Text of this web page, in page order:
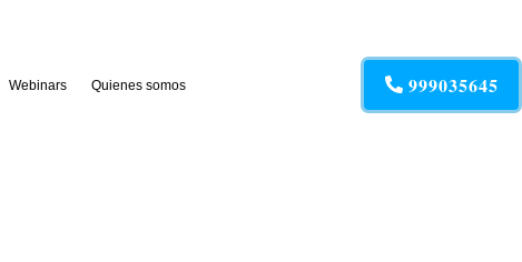
Webinars Quienes somos 999035645